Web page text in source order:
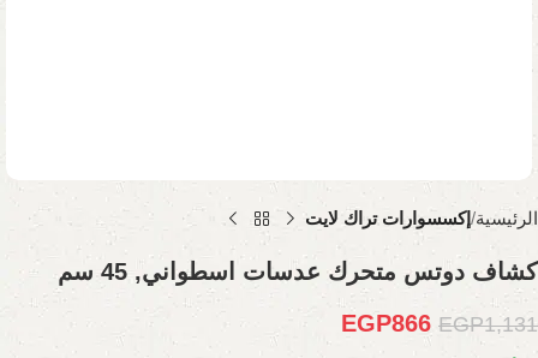
الرئيسية إكسسوارات تراك لايت
كشاف دوتس متحرك عدسات اسطواني, 45 سم
EGP1,131
EGP866